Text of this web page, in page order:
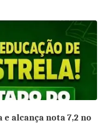
alcança nota 7,2 no